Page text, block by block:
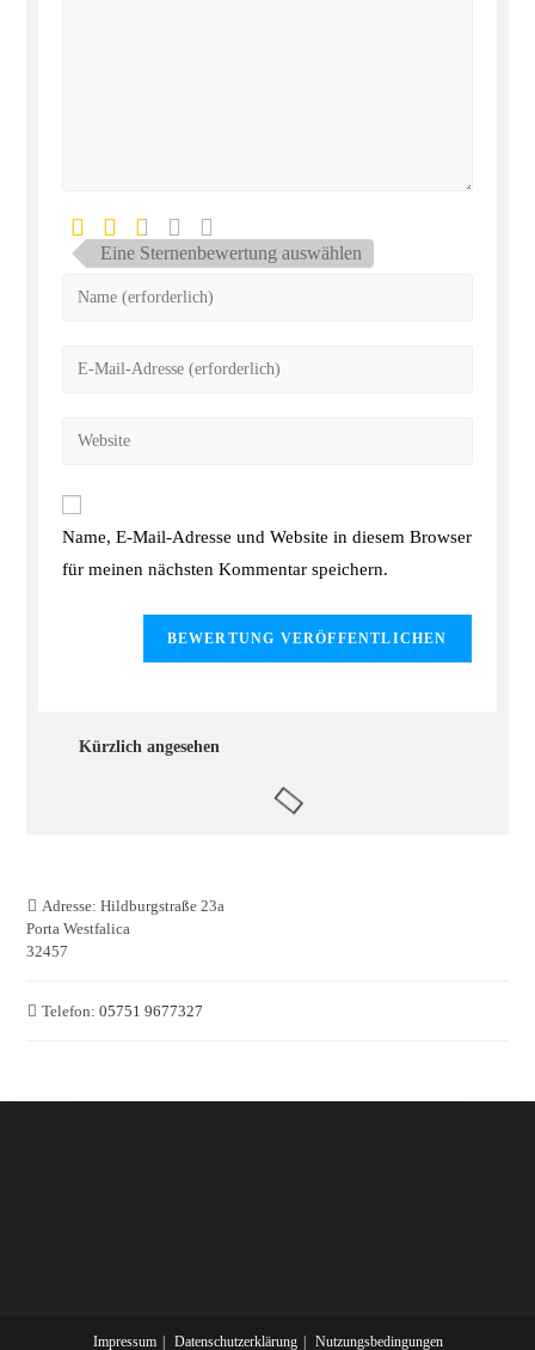
Eine Sternenbewertung auswählen
Name, E-Mail-Adresse und Website in diesem Browser
für meinen nächsten Kommentar speichern.
Kürzlich angesehen
Adresse: Hildburgstraße 23a
Porta Westfalica
32457
Telefon: 05751 9677327
Impressum Datenschutzerklärung Nutzungsbedingungen